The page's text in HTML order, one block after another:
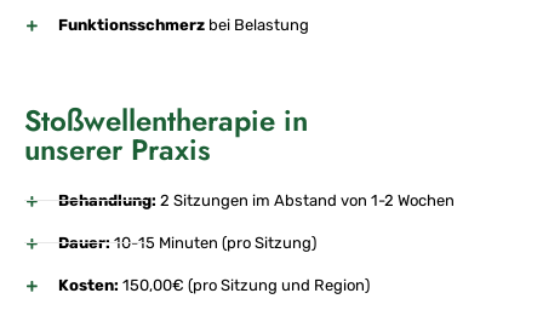
Funktionsschmerzbei Belastung
Stoßwellentherapie in
unserer Praxis
Behandlung: 2 Sitzungen im Abstand von 1-2 Wochen
Dauer:10-15 Minuten (pro Sitzung)
Kosten: 150,00€ (pro Sitzung und Region)